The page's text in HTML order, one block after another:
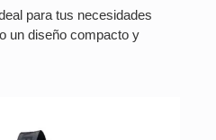
para tus necesidades
un diseño compacto y